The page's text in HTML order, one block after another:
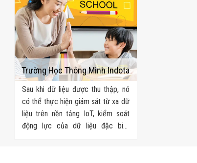
Trường Học Thông Minh Indota
Sau khi dữ liệu được thu thập, nó
có thể thực hiện giám sát từ xa dữ
liệu trên nền tảng IoT, kiểm soát
động lực của dữ liệu đặc biệt